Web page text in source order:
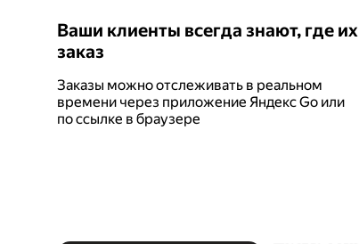
Ваши клиенты всегда знают, где их
заказ
Заказы можно отслеживать в реальном
времени через приложение Яндекс Go или
по ссылке в браузере